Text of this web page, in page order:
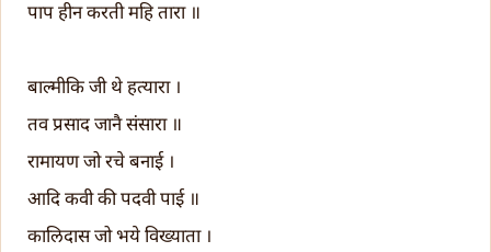
पाप हीन करती महि तारा ॥
बाल्मीकि जी थे हत्यारा ।
तव प्रसाद जानै संसारा ॥
रामायण जो रचे बनाई ।
आदि कवी की पदवी पाई ॥
कालिदास जो भये विख्याता ।